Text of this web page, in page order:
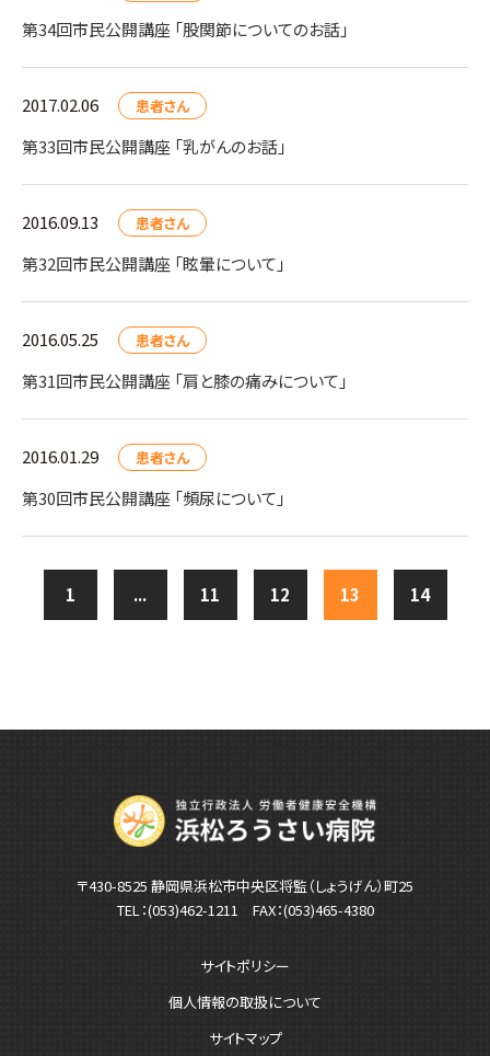
第34回市民公開講座 「股関節についてのお話」
2017.02.06 患者さん
第33回市民公開講座 「乳がんのお話」
2016.09.13 患者さん
第32回市民公開講座 「眩暈について」
2016.05.25 患者さん
第31回市民公開講座 「肩と膝の痛みについて」
2016.01.29 患者さん
第30回市民公開講座 「頻尿について」
1 ... 11 12 13 14
〒430-8525 静岡県浜松市中央区将監（しょうげん）町25
TEL：(053)462-1211 FAX：(053)465-4380
サイトポリシー
個人情報の取扱について
サイトマップ